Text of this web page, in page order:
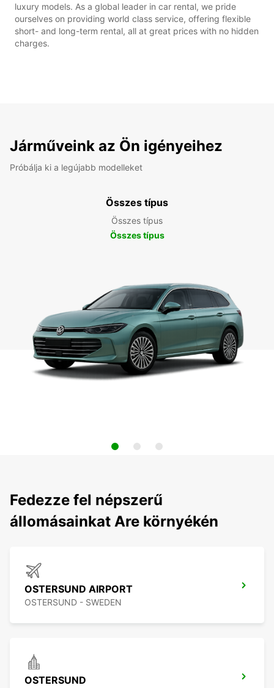
luxury models. As a global leader in car rental, we pride
ourselves on providing world class service, offering flexible
short- and long-term rental, all at great prices with no hidden
charges.
Járműveink az Ön igényeihez
Próbálja ki a legújabb modelleket
Összes típus
Összes típus
Összes típus
Fedezze fel népszerű
állomásainkat Are környékén
OSTERSUND AIRPORT
OSTERSUND - SWEDEN
OSTERSUND